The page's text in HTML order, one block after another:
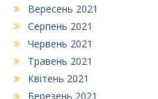
Вересень 2021
Серпень 2021
Червень 2021
Травень 2021
Квітень 2021
Березень 2021